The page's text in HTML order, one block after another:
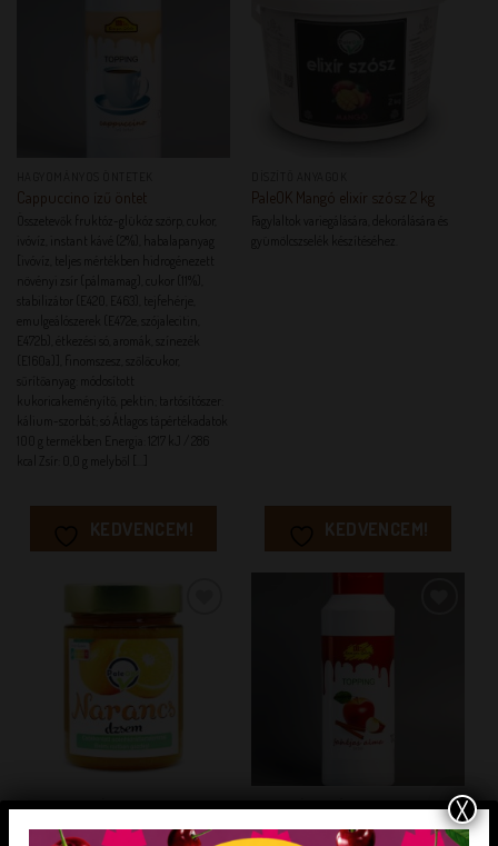
Cappuccino ízű öntet
Összetevők fruktóz-glükóz szörp, cukor,
ivóvíz, instant kávé (2%), habalapanyag
[ivóvíz, teljes mértékben hidrogénezett
növényi zsír (pálmamag), cukor (11%),
stabilizátor (E420, E463), tejfehérje,
emulgeálószerek (E472e, szójalecitin,
E472b), étkezési só, aromák, színezék
(E160a)], finomszesz, szőlőcukor,
sűrítőanyag: módosított
kukoricakeményítő, pektin; tartósítószer:
kálium-szorbát; só Átlagos tápértékadatok
100 g termékben Energia: 1217 kJ / 286
kcal Zsír: 0,0 g melyből [...]
KEDVENCEM!
PaleOK Mangó elixír szósz 2 kg
gyümölcszselék készítéséhez.
KEDVENCEM!
KEDVENCEM!
Paleo Narancs dzsem 380g
KEDVENCEM!
Fahéjas alma öntet 1,1 kg X